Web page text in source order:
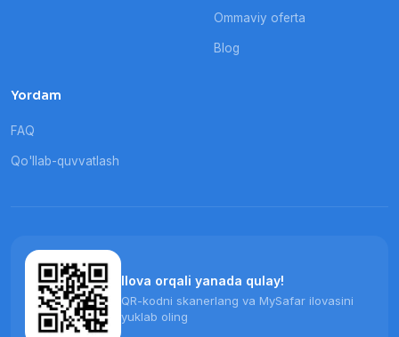
Ommaviy oferta
Blog
Yordam
FAQ
Qo'llab-quvvatlash
Ilova orqali yanada qulay!
QR-kodni skanerlang va MySafar ilovasini
yuklab oling